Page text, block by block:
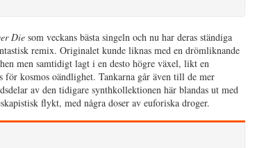
Die som veckans bästa singeln och nu har deras ständiga
remix. Originalet kunde liknas med en drömliknande
men samtidigt lagt i en desto högre växel, likt en
kosmos oändlighet. Tankarna går även till de mer
av den tidigare synthkollektionen här blandas ut med
flykt, med några doser av euforiska droger.